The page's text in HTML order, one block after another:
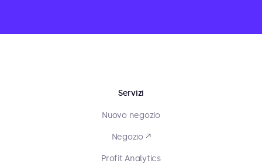
Servizi
Nuovo negozio
Negozio ↗
Profit Analytics